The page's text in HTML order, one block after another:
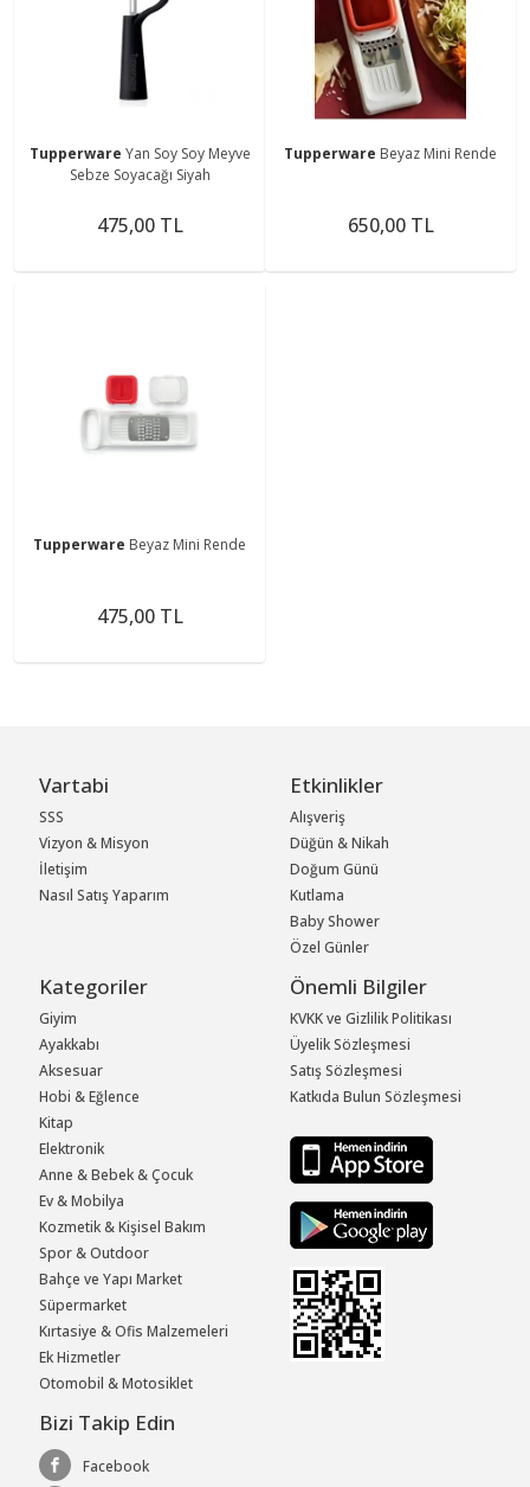
Tupperware Yan Soy Soy Meyve
Sebze Soyacağı Siyah
475,00 TL
Tupperware Beyaz Mini Rende
650,00 TL
Tupperware Beyaz Mini Rende
475,00 TL
Vartabi
SSS
Vizyon & Misyon
İletişim
Nasıl Satış Yaparım
Etkinlikler
Alışveriş
Düğün & Nikah
Doğum Günü
Kutlama
Baby Shower
Özel Günler
Kategoriler
Giyim
Ayakkabı
Aksesuar
Hobi & Eğlence
Kitap
Elektronik
Anne & Bebek & Çocuk
Ev & Mobilya
Kozmetik & Kişisel Bakım
Spor & Outdoor
Bahçe ve Yapı Market
Süpermarket
Kırtasiye & Ofis Malzemeleri
Ek Hizmetler
Otomobil & Motosiklet
Önemli Bilgiler
KVKK ve Gizlilik Politikası
Üyelik Sözleşmesi
Satış Sözleşmesi
Katkıda Bulun Sözleşmesi
Bizi Takip Edin
Facebook